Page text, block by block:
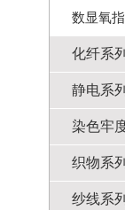
数显氧
化纤系
静电系
染色牢
织物系
纱线系